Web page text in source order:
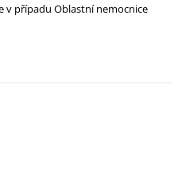
v případu Oblastní nemocnice